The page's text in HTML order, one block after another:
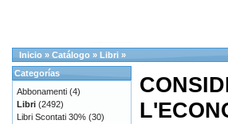
Inicio » Catálogo » Libri »
Categorías
Abbonamenti (4)
Libri (2492)
Libri Scontati 30% (30)